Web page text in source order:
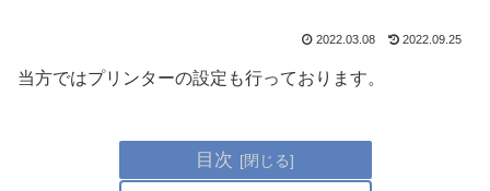
2022.03.08 2022.09.25
当方ではプリンターの設定も行っております。
目次